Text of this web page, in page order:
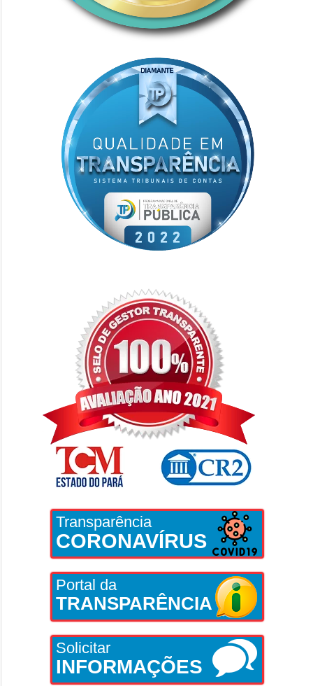
Transparência
CORONAVÍRUS
Portal da
TRANSPARÊNCIA
Solicitar
INFORMAÇÕES